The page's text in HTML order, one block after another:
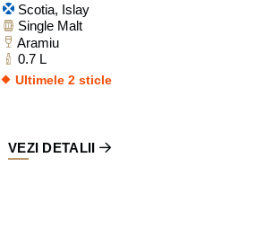
Scotia, Islay
Single Malt
Aramiu
0.7 L
Ultimele 2 sticle
VEZI DETALII